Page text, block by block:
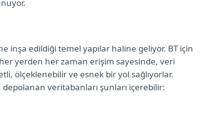
edildiği temel yapılar haline geliyor. BT için
yerden her zaman erişim sayesinde, veri
ölçeklenebilir ve esnek bir yol sağlıyorlar.
veritabanları şunları içerebilir: